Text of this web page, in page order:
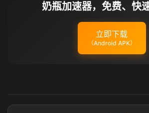
奶瓶加速器，免费、快
立即下载
（Android APK）